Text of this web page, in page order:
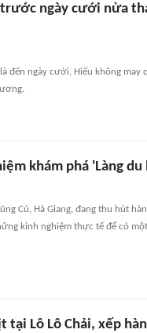
ngày cưới nửa
đến ngày cưới, Hiếu không
khám phá 'Làng
Cú, Hà Giang, đang thu hút
kinh nghiệm thực tế để có
tại Lô Lô Chải, xếp